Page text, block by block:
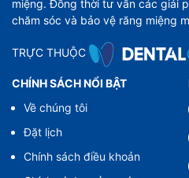
miệng. Đồng thời tư vấn các giải
chăm sóc và bảo vệ răng miệng
TRỰC THUỘC
CHÍNH SÁCH NỔI BẬT
Về chúng tôi
Đặt lịch
Chính sách điều khoản